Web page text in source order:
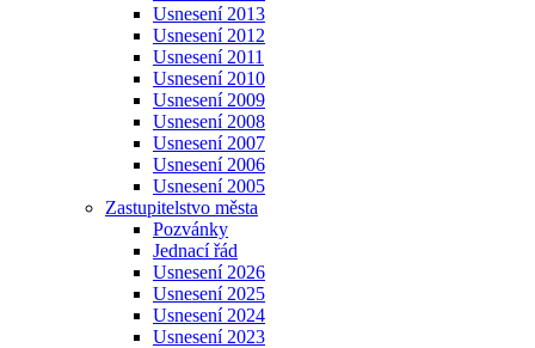
Usnesení 2013
Usnesení 2012
Usnesení 2011
Usnesení 2010
Usnesení 2009
Usnesení 2008
Usnesení 2007
Usnesení 2006
Usnesení 2005
Zastupitelstvo města
Pozvánky
Jednací řád
Usnesení 2026
Usnesení 2025
Usnesení 2024
Usnesení 2023